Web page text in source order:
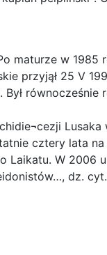
maturze w 1985
przyjął 25 V
równocześnie
Lusaka
cztery lata na
Laikatu. W 2006
dz.